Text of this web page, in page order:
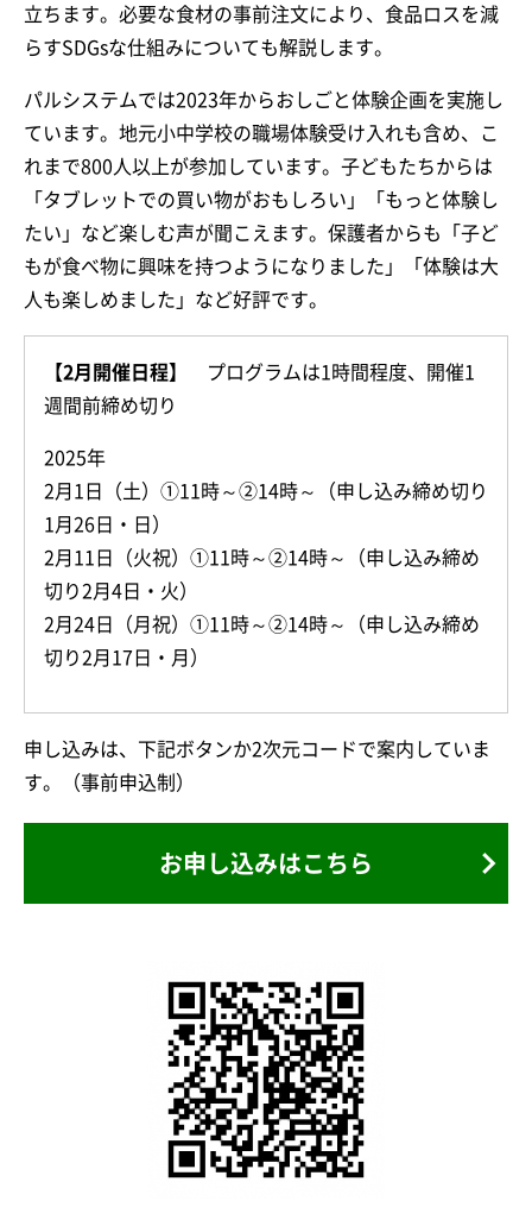
立ちます。必要な食材の事前注文により、食品ロスを減
らすSDGsな仕組みについても解説します。
パルシステムでは2023年からおしごと体験企画を実施し
ています。地元小中学校の職場体験受け入れも含め、こ
れまで800人以上が参加しています。子どもたちからは
「タブレットでの買い物がおもしろい」「もっと体験し
たい」など楽しむ声が聞こえます。保護者からも「子ど
もが食べ物に興味を持つようになりました」「体験は大
人も楽しめました」など好評です。
【2月開催日程】
プログラムは1時間程度、開催1
週間前締め切り
2025年
2月1日（土）①11時～②14時～（申し込み締め切り
1月26日・日）
2月11日（火祝）①11時～②14時～（申し込み締め
切り2月4日・火）
2月24日（月祝）①11時～②14時～（申し込み締め
切り2月17日・月）
申し込みは、下記ボタンか2次元コードで案内していま
す。（事前申込制）
お申し込みはこちら